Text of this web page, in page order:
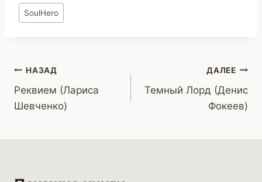
Метки
записи:
SoulHero
Навигация
по
записям
НАЗАД
Реквием (Лариса
Шевченко)
ДАЛЕЕ
Темный Лорд (Денис
Фокеев)